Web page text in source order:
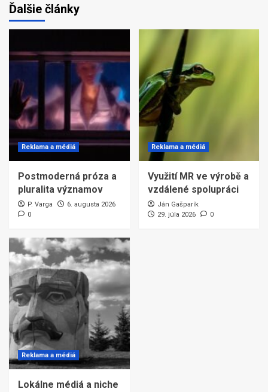
Ďalšie články
Reklama a médiá
Postmoderná próza a
pluralita významov
P. Varga
6. augusta 2026
0
Reklama a médiá
Využití MR ve výrobě a
vzdálené spolupráci
Ján Gašparík
29. júla 2026
0
Reklama a médiá
Lokálne médiá a niche